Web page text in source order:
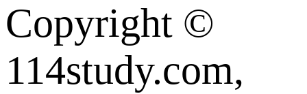
Copyright ©
114study.com,